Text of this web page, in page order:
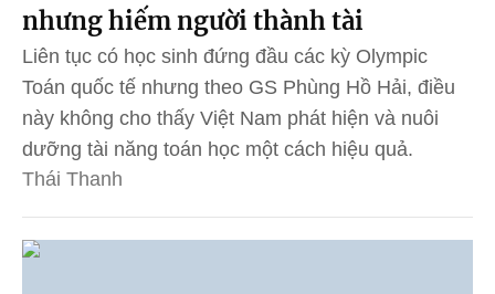
nhưng hiếm người thành tài
Liên tục có học sinh đứng đầu các kỳ Olympic
Toán quốc tế nhưng theo GS Phùng Hồ Hải, điều
này không cho thấy Việt Nam phát hiện và nuôi
dưỡng tài năng toán học một cách hiệu quả.
Thái Thanh